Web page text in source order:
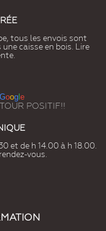
tous les envois sont
caisse en bois. Lire
Goog e
POSITIF!!
et de h 14.00 à h 18.00.
vous.